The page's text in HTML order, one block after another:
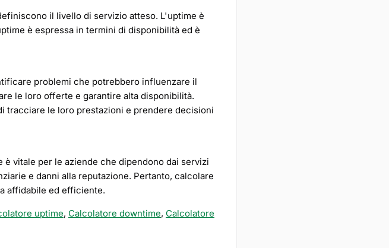
il livello di servizio atteso. L'uptime è
è espressa in termini di disponibilità ed è
problemi che potrebbero influenzare il
le loro offerte e garantire alta disponibilità.
tracciare le loro prestazioni e prendere decisioni
vitale per le aziende che dipendono dai servizi
e danni alla reputazione. Pertanto, calcolare
affidabile ed efficiente.
uptime, Calcolatore downtime, Calcolatore